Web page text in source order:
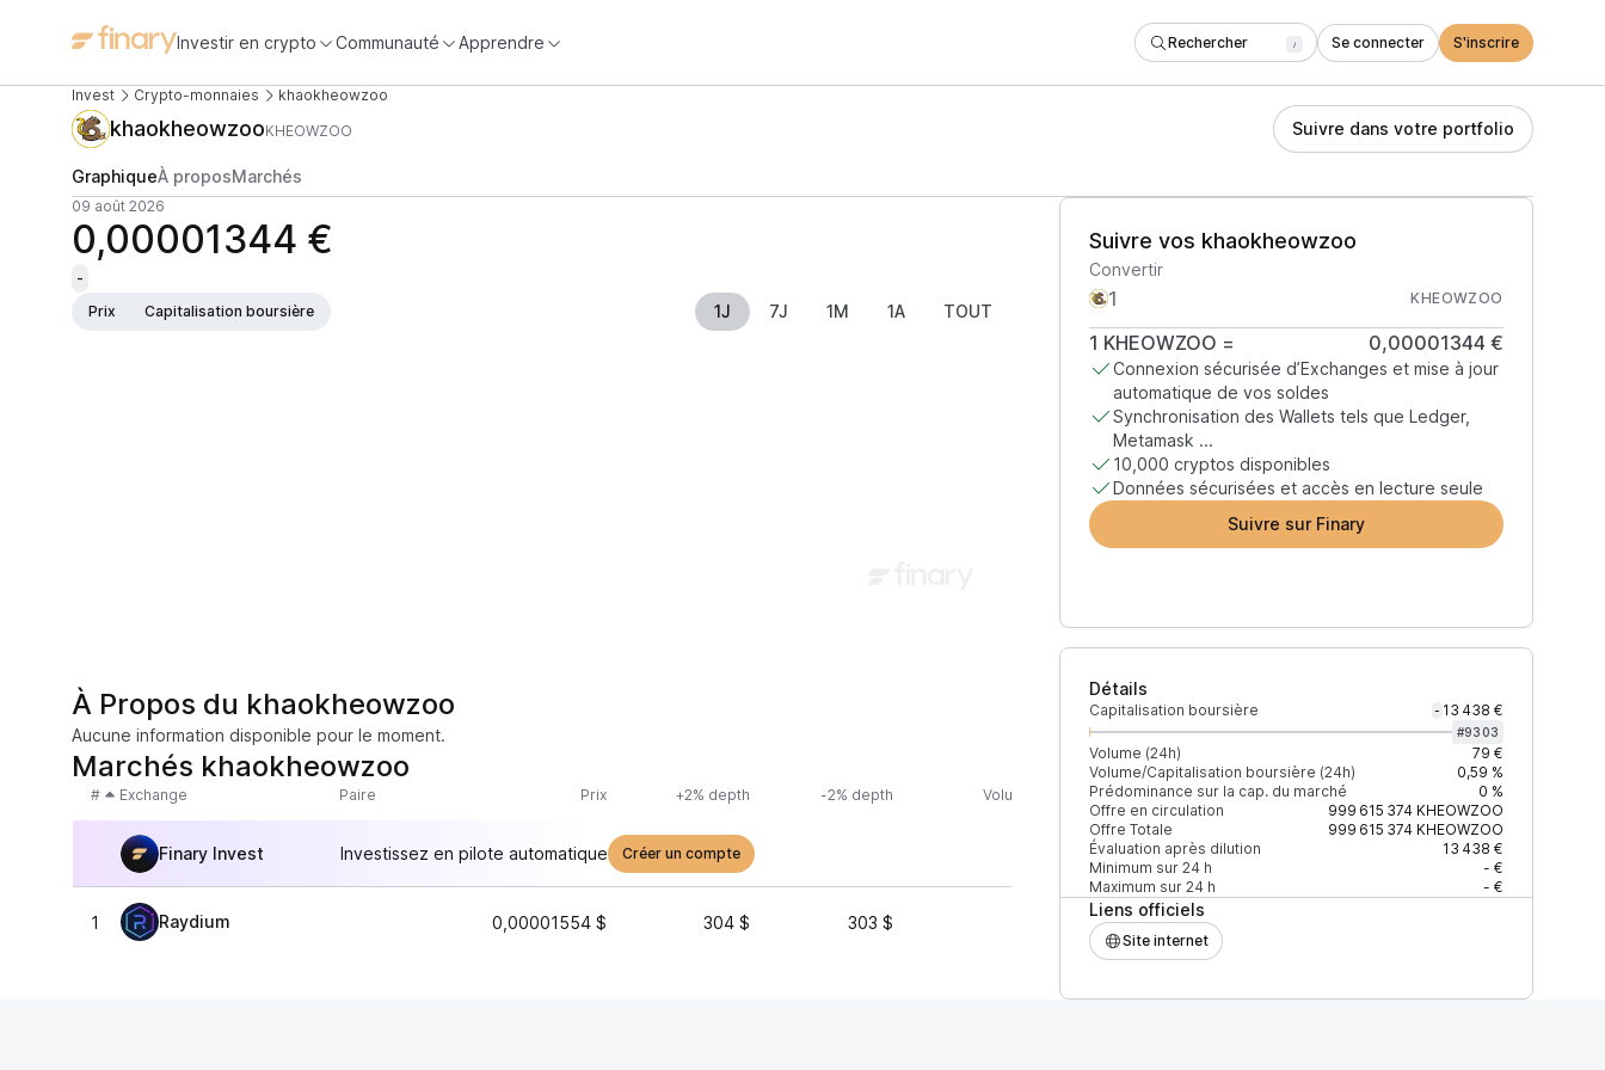
Investir en crypto Communauté Apprendre Rechercher / Se connecter S'inscrire
Invest Crypto-monnaies khaokheowzoo
khaokheowzooKHEOWZOO Suivre dans votre portfolio
GraphiqueÀ proposMarchés
09 août 2026
0,00001344 €
-
Prix
Capitalisation boursière 1J 7J 1M 1A TOUT
Suivre vos khaokheowzoo
Convertir
KHEOWZOO
1 KHEOWZOO = 0,00001344 €
Connexion sécurisée d’Exchanges et mise à jour
automatique de vos soldes
Synchronisation des Wallets tels que Ledger,
Metamask ...
10,000 cryptos disponibles
Données sécurisées et accès en lecture seule
Suivre sur Finary
Détails
Capitalisation boursière - 13 438 €
#9303
Volume (24h)
79 €
Volume/Capitalisation boursière (24h)
0,59 %
Prédominance sur la cap. du marché
0 %
Offre en circulation
999 615 374KHEOWZOO
Offre Totale
999 615 374KHEOWZOO
Évaluation après dilution
13 438 €
Minimum sur 24 h
- €
Maximum sur 24 h
- €
Liens officiels
Site internet
À Propos du khaokheowzoo
Aucune information disponible pour le moment.
Marchés khaokheowzoo
# Exchange Paire Prix +2% depth -2% depth Volume (24h) % du volume Confiance Mis à jour
Finary Invest Investissez en pilote automatique Créer un compte
1 Raydium 0,00001554 $ 304 $ 303 $ 100 %